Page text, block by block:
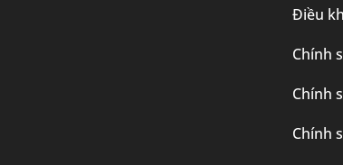
Điều
Chính
Chính
Chính